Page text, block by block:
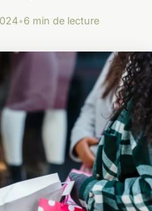
•6 min de lecture